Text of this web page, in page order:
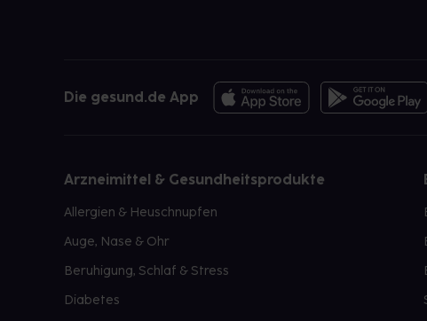
Die gesund.de App
Arzneimittel & Gesundheitsprodukte
Allergien & Heuschnupfen
Auge, Nase & Ohr
Beruhigung, Schlaf & Stress
Diabetes